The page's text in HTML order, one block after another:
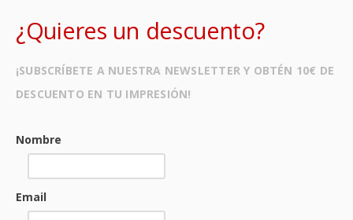
¿Quieres un descuento?
¡SUBSCRÍBETE A NUESTRA NEWSLETTER Y OBTÉN 10€ DE
DESCUENTO EN TU IMPRESIÓN!
Nombre
Email